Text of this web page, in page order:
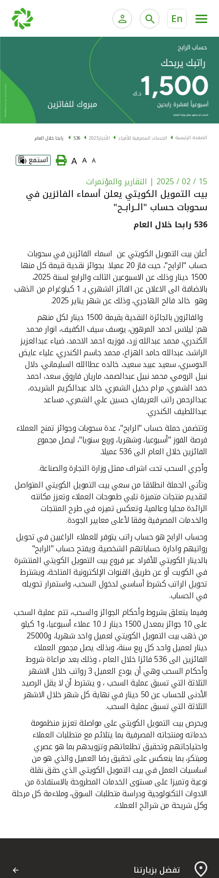
En
الخدمات المصرفية الإلكترونية للأفراد
الخدمات المصرفية الإلكترونية للشركات
خدمة "بيتك" للتداول الإلكتروني
الخدمات المصرفية للأفراد
الحسابات المصرفية
البطاقات
التمويل
الاستثمار
أدوات وخدمات
خدمات ما بعد البيع
اتصل بنا
مواقع الفروع وأجهزة الصرف الآلي
ألمانيا
ماليزيا
تركيا
مصر
المملكة المتحدة
مملكة البحرين
الصفحة الرئيسية الخدمات المصرفية للأفراد الأخبار2025 536 رابحا خلال العام
A
A
A استمع
15 / 02 / 2025 | التقارير والمؤتمرات
بيت التمويل الكويتي يعلن أسماء الفائزين في
سحوبات حساب "الــرابــح"
536 رابحا خلال العام
أعلن بيت التمويل الكويتي عن اسماء الفائزين في سحوبات
حساب "الرابح"، حيث فاز 20 عميلا بجوائز نقدية قيمة كل منها
1500 دينار وذلك عن الاسبوعين الثالث والرابع لسنة 2025،
بالاضافة الى الاعلان عن الفائز الشهري بـ 1 كيلوغرام من الذهب
وهو خالد فالح الهاجري، وذلك عن شهر يناير 2025.
والفائزون بالجائزة النقدية بقيمة 1500 دينار لكل منهم
هم: ليلاس احمد المرهون، يوسف سيف الكفيف، انوار محمد
الكندري، محمد عبدالله زرد، فوزيه احمد الاحمد، ضياء عبدالعزيز
الراشد، عبدالله حامد الهزاع، محمد جاسم الكندري، علياء عايض
الدوسري، سعيد عبيد سعيد، خالده عطاالله السليماني، دلال
نبيل الرومي، محمد نبيل عبدالصمد، ماريان فاروق سعد، احمد
حمد الشمري، مرام دخيل الشمري، خالد عبدالكريم الشريده،
عبدالرحمن راتب العريفان، حسين علي الشمري، مساعد
عبداللطيف الكندري.
وتتضمن حملة حساب "الرابح"، عدة سحوبات وجوائز تمنح العملاء
فرصة الفوز "أسبوعيا، وشهريا، وربع سنويا"، ليصل مجموع
الفائزين خلال العام الى 536 عميلا.
وأجري السحب تحت اشراف ممثل وزارة التجارة والصناعة.
وتأتي الحملة انطلاقا من سعي بيت التمويل الكويتي المتواصل
لتقديم منتجات متميزة تلبي طموحات العملاء وتعزز مكانته
الرائدة محليا وعالميا، وتعكس تميزه في طرح المنتجات
والخدمات المصرفية وفقا لأعلى معايير الجودة.
وحساب الرابح هو حساب راتب يتوفر للعملاء الراغبين في تحويل
رواتبهم وادارة حساباتهم الشخصية. ويفتح حساب "الرابح"
بالدينار الكويتي للأفراد عبر فروع بيت التمويل الكويتي المنتشرة
في الكويت أو عن طريق القنوات الإلكترونية المتاحة، ويشترط
تحويل الراتب كشرط أساسي لدخول السحب، واستمرار تحويله
في الحساب.
وفيما يتعلق بشروط وأحكام الجوائز والسحب، تتم عملية السحب
على 10 جوائز بمعدل 1500 دينار لـ 10 عملاء أسبوعيا، و1 كيلو
من ذهب بيت التمويل الكويتي لعميل واحد شهريا، و25000
دينار لعميل واحد كل ربع سنة، وبذلك يصل مجموع العملاء
الفائزين الى 536 فائزا خلال العام ، وذلك بعد مراعاة شروط
وأحكام السحب وهي أن يودع العميل 3 رواتب خلال الاشهر
الثلاثة التي تسبق عملية السحب ، و يشترط أن لا يقل الرصيد
الأدنى للحساب عن 50 دينار في نهاية كل شهر خلال الاشهر
الثلاثة التي تسبق عملية السحب.
ويحرص بيت التمويل الكويتي على مواصلة تعزيز منظمومة
خدماته ومنتجاته المصرفية بما يتلائم مع متطلبات العملاء
واحتياجاتهم وتحقيق تطلعاتهم وتزويدهم بما هو عصري
ومبتكر، بما ينعكس على تحقيق رضا العميل والذي هو من
اساسيات العمل في بيت التمويل الكويتي الذي حقق نقلة
نوعية وتميزا على مستوى الخدمات المطروحة بالاستفادة من
الادوات التكنولوجية ودراسة متطلبات السوق، وملاءمة كل مرحلة
وكل شريحة من شرائح العملاء.
تفضل بزيارتنا